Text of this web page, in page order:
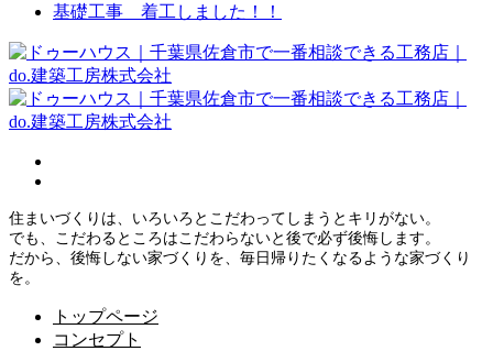
基礎工事 着工しました！！
住まいづくりは、いろいろとこだわってしまうとキリがない。
でも、こだわるところはこだわらないと後で必ず後悔します。
だから、後悔しない家づくりを、毎日帰りたくなるような家づくり
を。
トップページ
コンセプト